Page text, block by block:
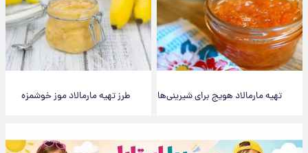
تهیه مارمالاد هویج برای شیرینی‌ها طرز تهیه مارمالاد موز خوشمزه